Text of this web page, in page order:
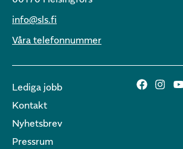
info@sls.fi
Våra telefonnummer
Lediga jobb
Kontakt
Nyhetsbrev
Pressrum